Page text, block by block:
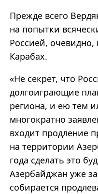
Прежде всего
на попытки
Россией, очевидно,
Карабах.
«Не секрет, что
долгоиграющие
региона, и ею тем
многократно
входит продление
на территории
года сделать это
Азербайджан уже
собирается